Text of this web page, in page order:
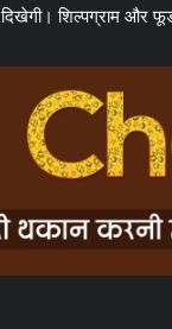
दिखेगी। शिल्पग्राम